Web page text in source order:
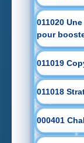
011020
pour
011019
011018
000401